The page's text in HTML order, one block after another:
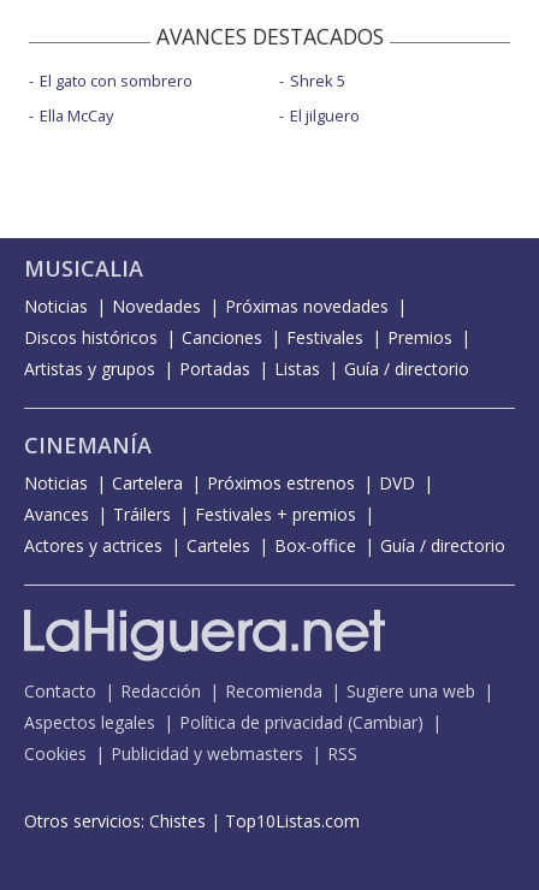
AVANCES DESTACADOS
El gato con sombrero
Ella McCay
Shrek 5
El jilguero
MUSICALIA
Noticias Novedades
Próximas novedades
Discos históricos
Canciones Festivales
Premios
Artistas y grupos
Portadas Listas Guía / directorio
CINEMANÍA
Noticias Cartelera Próximos estrenos
DVD
Avances
Tráilers
Festivales + premios
Actores y actrices
Carteles Box-office Guía / directorio
Contacto Redacción Recomienda
Sugiere una web
Aspectos legales
Política de privacidad (Cambiar)
Cookies
Publicidad y webmasters RSS
Otros servicios: Chistes | Top10Listas.com